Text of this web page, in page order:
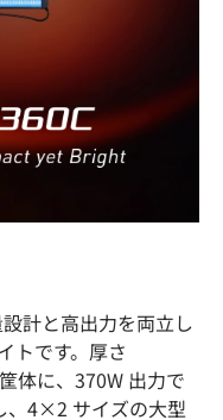
計と高出力を両立し
トです。厚さ
体に、370W 出力で
、4×2 サイズの大型